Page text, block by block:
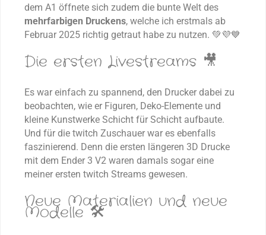
dem A1 öffnete sich zudem die bunte Welt des
mehrfarbigen Druckens, welche ich erstmals ab
Februar 2025 richtig getraut habe zu nutzen. 💚💜💙
Die ersten Livestreams 🎥
Es war einfach zu spannend, den Drucker dabei zu
beobachten, wie er Figuren, Deko-Elemente und
kleine Kunstwerke Schicht für Schicht aufbaute.
Und für die twitch Zuschauer war es ebenfalls
faszinierend. Denn die ersten längeren 3D Drucke
mit dem Ender 3 V2 waren damals sogar eine
meiner ersten twitch Streams gewesen.
Neue Materialien und neue
Modelle 🛠️